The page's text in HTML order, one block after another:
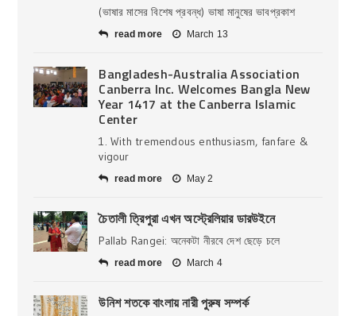
(ভাষার মাসের বিশেষ প্রবন্ধ) ভাষা মানুষের ভাবপ্রকাশ
read more March 13
Bangladesh-Australia Association
Canberra Inc. Welcomes Bangla New
Year 1417 at the Canberra Islamic
Center
1. With tremendous enthusiasm, fanfare &
vigour
read more May 2
চৈতালী ত্রিপুরা এখন অস্ট্রেলিয়ার ডারউইনে
Pallab Rangei: অনেকটা নীরবে দেশ ছেড়ে চলে
read more March 4
উনিশ শতকে বাংলায় নারী পুরুষ সম্পর্ক